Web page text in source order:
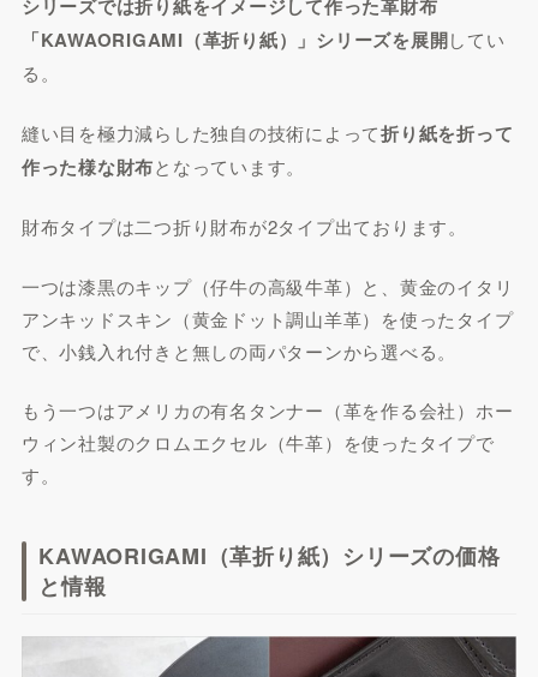
シリーズでは折り紙をイメージして作った革財布
「KAWAORIGAMI（革折り紙）」シリーズを展開してい
る。
縫い目を極力減らした独自の技術によって折り紙を折って
作った様な財布となっています。
財布タイプは二つ折り財布が2タイプ出ております。
一つは漆黒のキップ（仔牛の高級牛革）と、黄金のイタリ
アンキッドスキン（黄金ドット調山羊革）を使ったタイプ
で、小銭入れ付きと無しの両パターンから選べる。
もう一つはアメリカの有名タンナー（革を作る会社）ホー
ウィン社製のクロムエクセル（牛革）を使ったタイプで
す。
KAWAORIGAMI（革折り紙）シリーズの価格
と情報